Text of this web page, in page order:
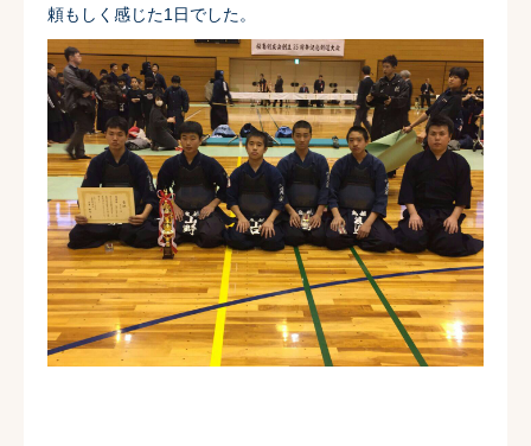
頼もしく感じた1日でした。